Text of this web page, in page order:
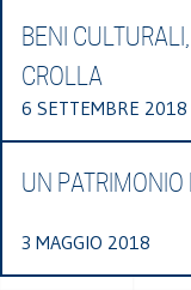
BENI
CROLLA
6 SETTEMBRE 2018
UN
3 MAGGIO 2018